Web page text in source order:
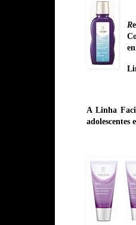
R
A Linha
adolescentes